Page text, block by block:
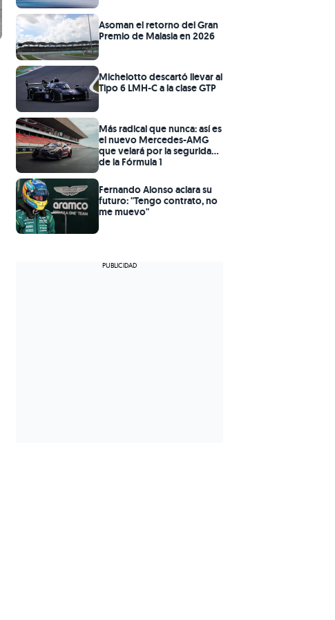
Asoman el retorno del Gran
Premio de Malasia en 2026
Michelotto descartó llevar al
Tipo 6 LMH-C a la clase GTP
Más radical que nunca: así es
el nuevo Mercedes-AMG
que velará por la seguridad
de la Fórmula 1
Fernando Alonso aclara su
futuro: "Tengo contrato, no
me muevo"